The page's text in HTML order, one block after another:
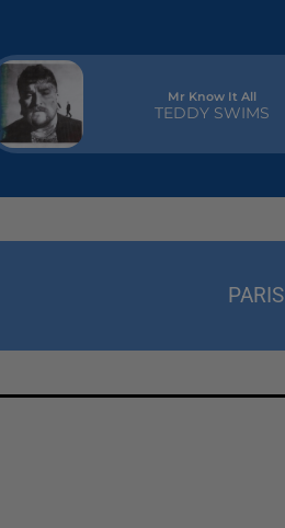
Mr Know It All
TEDDY SWIMS
PARIS